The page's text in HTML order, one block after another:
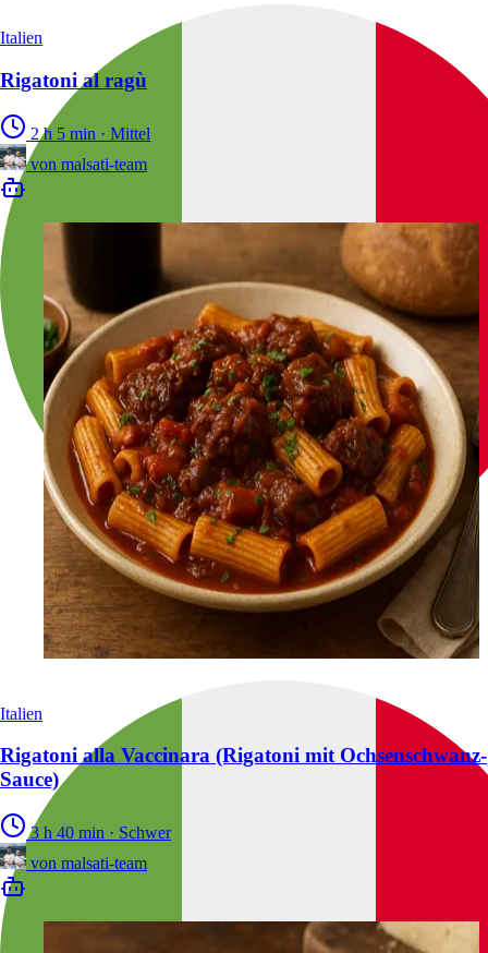
Italien
Rigatoni al ragù
2 h 5 min · Mittel
von malsati-team
Italien
Rigatoni alla Vaccinara (Rigatoni mit Ochsenschwanz-
Sauce)
3 h 40 min · Schwer
von malsati-team